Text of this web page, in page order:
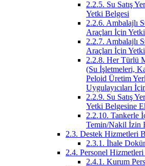
2.2.5. Su Satış
Yetki Belgesi
2.2.6. Ambalajlı
Araçları İçin
2.2.7. Ambalajlı
Araçları İçin
2.2.8. Her Türlü
(Su İşletmeleri,
Peloid Üretim
Uygulayıcıları
2.2.9. Su Satış
Yetki Belgesine
2.2.10. Tankerle
Temin/Nakil İzin
2.3. Destek Hizmetleri
2.3.1. İhale
2.4. Personel Hizmetleri
2.4.1. Kurum